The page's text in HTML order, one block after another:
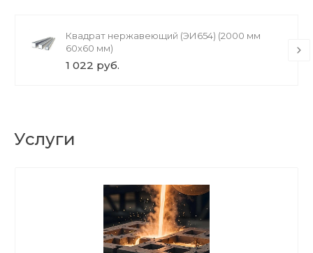
Квадрат нержавеющий (ЭИ654) (2000 мм
60x60 мм)
1 022 руб.
Услуги